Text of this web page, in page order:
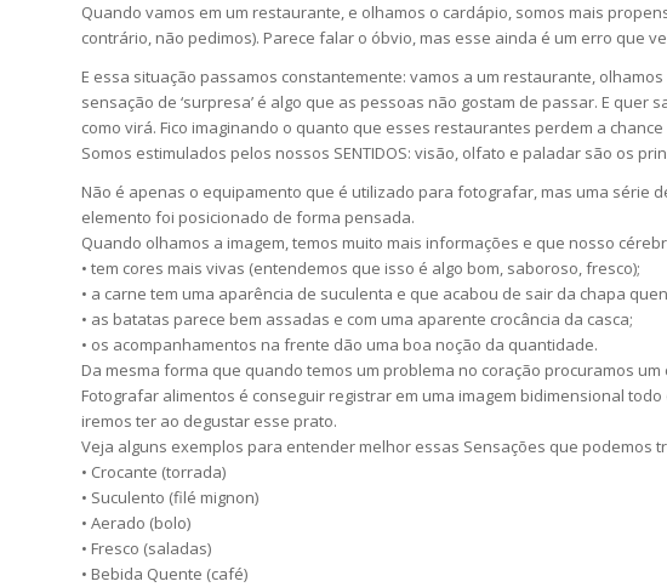
Quando vamos em um restaurante, e olhamos o cardápio, somos mais
contrário, não pedimos). Parece falar o óbvio, mas esse ainda é um erro que
E essa situação passamos constantemente: vamos a um restaurante,
sensação de ‘surpresa’ é algo que as pessoas não gostam de passar. E
como virá. Fico imaginando o quanto que esses restaurantes perdem a
Somos estimulados pelos nossos SENTIDOS: visão, olfato e paladar são os
Não é apenas o equipamento que é utilizado para fotografar, mas uma série
elemento foi posicionado de forma pensada.
Quando olhamos a imagem, temos muito mais informações e que nosso
• tem cores mais vivas (entendemos que isso é algo bom, saboroso, fresco);
• a carne tem uma aparência de suculenta e que acabou de sair da chapa
• as batatas parece bem assadas e com uma aparente crocância da casca;
• os acompanhamentos na frente dão uma boa noção da quantidade.
Da mesma forma que quando temos um problema no coração procuramos
Fotografar alimentos é conseguir registrar em uma imagem bidimensional
iremos ter ao degustar esse prato.
Veja alguns exemplos para entender melhor essas Sensações que podemos
• Crocante (torrada)
• Suculento (filé mignon)
• Aerado (bolo)
• Fresco (saladas)
• Bebida Quente (café)